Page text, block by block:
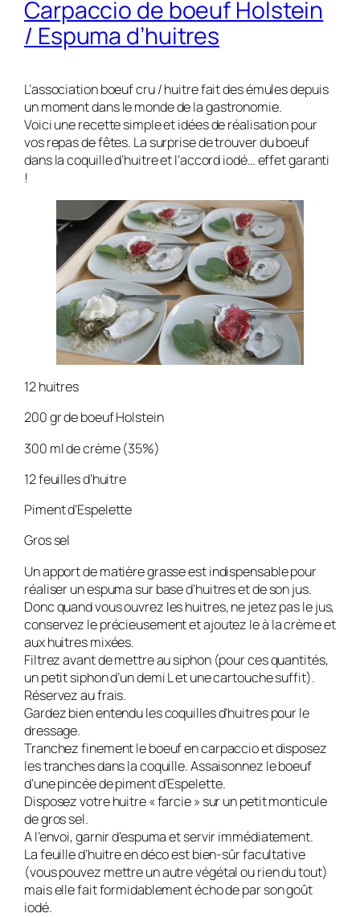
Carpaccio de boeuf Holstein
/ Espuma d’huitres
L’association boeuf cru / huitre fait des émules depuis
un moment dans le monde de la gastronomie.
Voici une recette simple et idées de réalisation pour
vos repas de fêtes. La surprise de trouver du boeuf
dans la coquille d’huitre et l’accord iodé… effet garanti
!
12 huitres
200 gr de boeuf Holstein
300 ml de crème (35%)
12 feuilles d’huitre
Piment d’Espelette
Gros sel
Un apport de matière grasse est indispensable pour
réaliser un espuma sur base d’huitres et de son jus.
Donc quand vous ouvrez les huitres, ne jetez pas le jus,
conservez le précieusement et ajoutez le à la crème et
aux huitres mixées.
Filtrez avant de mettre au siphon (pour ces quantités,
un petit siphon d’un demi L et une cartouche suffit).
Réservez au frais.
Gardez bien entendu les coquilles d’huitres pour le
dressage.
Tranchez finement le boeuf en carpaccio et disposez
les tranches dans la coquille. Assaisonnez le boeuf
d’une pincée de piment d’Espelette.
Disposez votre huitre « farcie » sur un petit monticule
de gros sel.
A l’envoi, garnir d’espuma et servir immédiatement.
La feuille d’huitre en déco est bien-sûr facultative
(vous pouvez mettre un autre végétal ou rien du tout)
mais elle fait formidablement écho de par son goût
iodé.